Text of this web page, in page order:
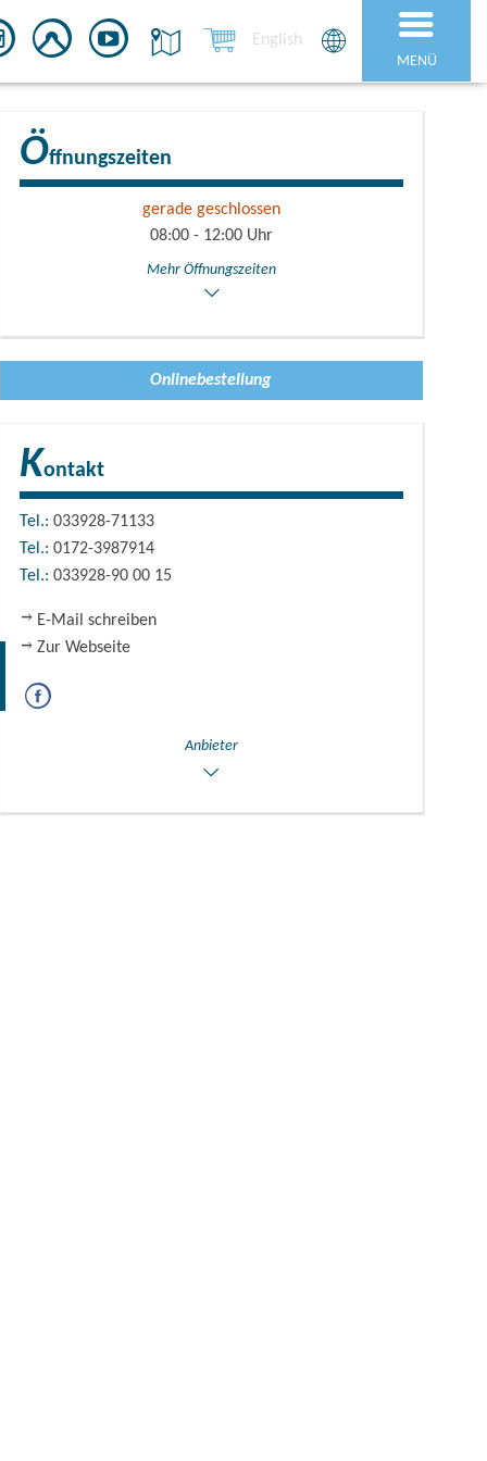
MENÜ
English
Öffnungszeiten
gerade geschlossen
08:00 - 12:00 Uhr
Mehr Öffnungszeiten
Onlinebestellung
Kontakt
Tel.:033928-71133
Tel.:0172-3987914
Tel.:033928-90 00 15
E-Mail schreiben
Zur Webseite
Anbieter